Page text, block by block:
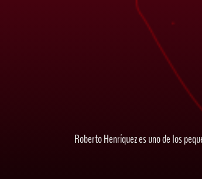
Roberto Henríquez es uno de los